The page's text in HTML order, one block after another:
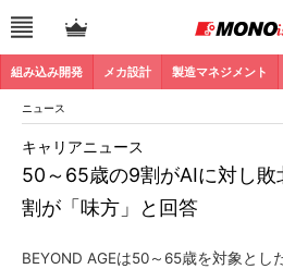
組み込み開発 メカ設計 製造マネジメント
ニュース
50～65歳の9割がAIに対し敗
割が「味方」と回答
キャリアニュース
BEYOND AGEは50～65歳を対象とし